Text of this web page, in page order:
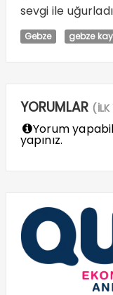
sevgi ile
Gebze gebze
YORUMLAR
Yorum
yapınız.